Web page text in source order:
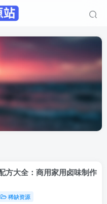
方大全：商用家用卤味制作
稀缺资源